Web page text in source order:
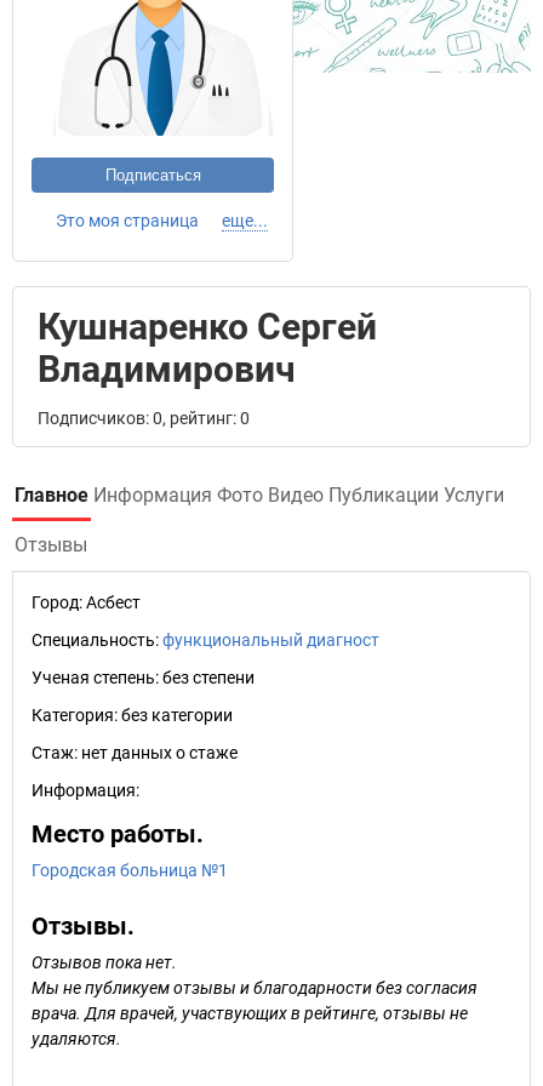
Подписаться
Это моя страница еще...
Кушнаренко Сергей
Владимирович
Подписчиков: 0, рейтинг: 0
Главное Информация Фото Видео Публикации Услуги
Отзывы
Город:Асбест
Специальность:функциональный диагност
Ученая степень:без степени
Категория:без категории
Стаж: нет данных о стаже
Информация:
Место работы.
Городская больница №1
Отзывы.
Отзывов пока нет.
Мы не публикуем отзывы и благодарности без согласия
врача. Для врачей, участвующих в рейтинге, отзывы не
удаляются.